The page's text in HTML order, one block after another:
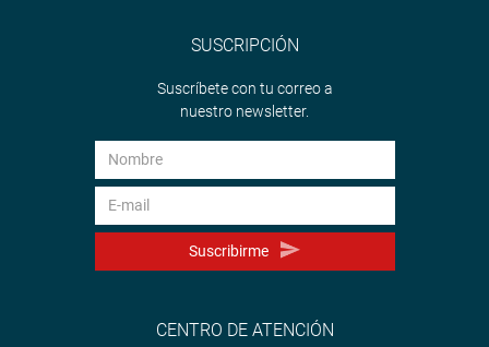
SUSCRIPCIÓN
Suscríbete con tu correo a
nuestro newsletter.
Suscribirme
CENTRO DE ATENCIÓN